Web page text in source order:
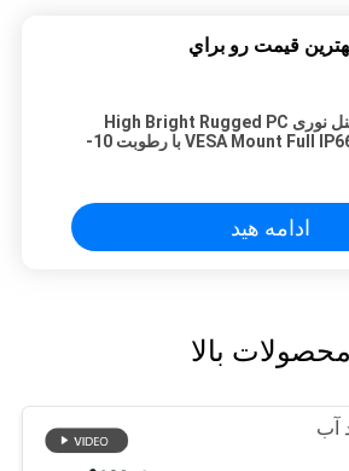
قيمت رو براي
پنل نوری High Bright Rugged PC
VESA Mount Full IP66 با رطوبت 10-
ادامه هید
محصولات بالا
آب